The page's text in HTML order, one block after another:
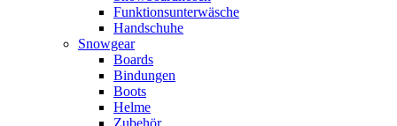
Funktionsunterwäsche
Handschuhe
Snowgear
Boards
Bindungen
Boots
Helme
Zubehör